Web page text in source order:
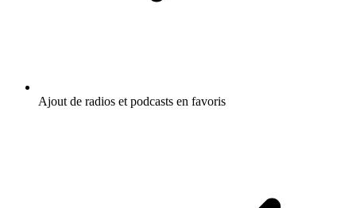
Ajout de radios et podcasts en favoris